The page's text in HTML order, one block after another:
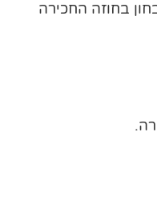
בחוזה החכירה